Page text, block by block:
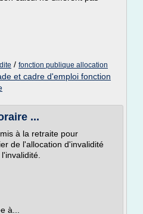
/ fonction publique allocation
et cadre d'emploi fonction
...
à la retraite pour
de l'allocation d'invalidité
à...